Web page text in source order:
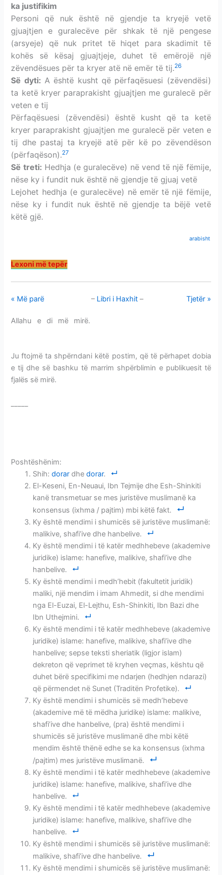
ka justifikim
Personi që nuk është në gjendje ta kryejë vetë
gjuajtjen e guralecëve për shkak të një pengese
(arsyeje) që nuk pritet të hiqet para skadimit të
kohës së kësaj gjuajtjeje, duhet të emërojë një
zëvendësues për ta kryer atë në emër të tij.26
Së dyti: A është kusht që përfaqësuesi (zëvendësi)
ta ketë kryer paraprakisht gjuajtjen me guralecë për
veten e tij
Përfaqësuesi (zëvendësi) është kusht që ta ketë
kryer paraprakisht gjuajtjen me guralecë për veten e
tij dhe pastaj ta kryejë atë për kë po zëvendëson
(përfaqëson).27
Së treti: Hedhja (e guralecëve) në vend të një fëmije,
nëse ky i fundit nuk është në gjendje të gjuaj vetë
Lejohet hedhja (e guralecëve) në emër të një fëmije,
nëse ky i fundit nuk është në gjendje ta bëjë vetë
këtë gjë.
arabisht
Lexoni më tepër
Tjetër »
– Libri i Haxhit –
« Më parë
Allahu e di më mirë.
Ju ftojmë ta shpërndani këtë postim, që të përhapet dobia
e tij dhe së bashku të marrim shpërblimin e publikuesit të
fjalës së mirë.
Poshtëshënim:
Shih:dorar dhedorar.
El-Keseni, En-Neuaui, Ibn Tejmije dhe Esh-Shinkiti
kanë transmetuar se mes juristëve muslimanë ka
konsensus (ixhma / pajtim) mbi këtë fakt.
Ky është mendimi i shumicës së juristëve muslimanë:
malikive, shafi’ive dhe hanbelive.
Ky është mendimi i të katër medhhebeve (akademive
juridike) islame: hanefive, malikive, shafi’ive dhe
hanbelive.
Ky është mendimi i medh’hebit (fakultetit juridik)
maliki, një mendim i imam Ahmedit, si dhe mendimi
nga El-Euzai, El-Lejthu, Esh-Shinkiti, Ibn Bazi dhe
Ibn Uthejmini.
Ky është mendimi i të katër medhhebeve (akademive
juridike) islame: hanefive, malikive, shafi’ive dhe
hanbelive; sepse teksti sheriatik (ligjor islam)
dekreton që veprimet të kryhen veçmas, kështu që
duhet bërë specifikimi me ndarjen (hedhjen ndarazi)
që përmendet në Sunet (Traditën Profetike).
Ky është mendimi i shumicës së medh’hebeve
(akademive më të mëdha juridike) islame: malikive,
shafi’ive dhe hanbelive, (pra) është mendimi i
shumicës së juristëve muslimanë dhe mbi këtë
mendim është thënë edhe se ka konsensus (ixhma
/pajtim) mes juristëve muslimanë.
Ky është mendimi i të katër medhhebeve (akademive
juridike) islame: hanefive, malikive, shafi’ive dhe
hanbelive.
Ky është mendimi i të katër medhhebeve (akademive
juridike) islame: hanefive, malikive, shafi’ive dhe
hanbelive.
Ky është mendimi i shumicës së juristëve muslimanë:
malikive, shafi’ive dhe hanbelive.
Ky është mendimi i shumicës së juristëve muslimanë: